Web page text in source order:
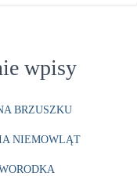
wpisy
BRZUSZKU
NIEMOWLĄT